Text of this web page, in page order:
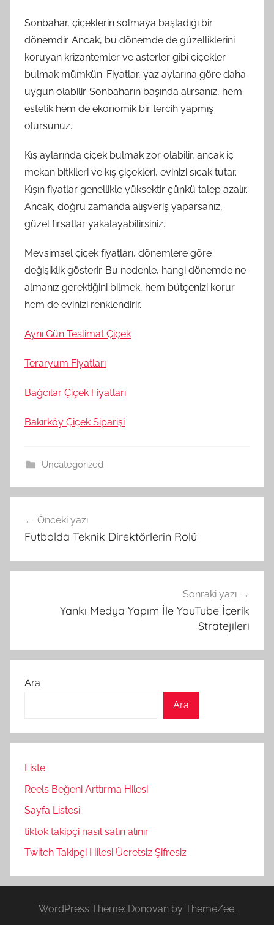
Sonbahar, çiçeklerin solmaya başladığı bir
dönemdir. Ancak, bu dönemde de güzelliklerini
koruyan krizantemler ve asterler gibi çiçekler
bulmak mümkün. Fiyatlar, yaz aylarına göre daha
uygun olabilir. Sonbaharın başında alırsanız, hem
estetik hem de ekonomik bir tercih yapmış
olursunuz.
Kış aylarında çiçek bulmak zor olabilir, ancak iç
mekan bitkileri ve kış çiçekleri, evinizi sıcak tutar.
Kışın fiyatlar genellikle yüksektir çünkü talep azalır.
Ancak, doğru zamanda alışveriş yaparsanız,
güzel fırsatlar yakalayabilirsiniz.
Mevsimsel çiçek fiyatları, dönemlere göre
değişiklik gösterir. Bu nedenle, hangi dönemde ne
almanız gerektiğini bilmek, hem bütçenizi korur
hem de evinizi renklendirir.
Aynı Gün Teslimat Çiçek
Teraryum Fiyatları
Bağcılar Çiçek Fiyatları
Bakırköy Çiçek Siparişi
Uncategorized
gezinmesi
Önceki yazı
Futbolda Teknik Direktörlerin Rolü
Sonraki yazı
Yankı Medya Yapım İle YouTube İçerik
Stratejileri
Ara
Ara
Liste
Reels Beğeni Arttırma Hilesi
Sayfa Listesi
tiktok takipçi nasıl satın alınır
Twitch Takipçi Hilesi Ücretsiz Şifresiz
WordPress Theme: Donovan by ThemeZee.